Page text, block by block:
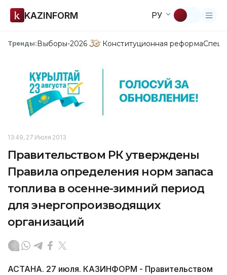
KAZINFORM РУ
Тренды:Выборы-2026 Конституционная реформа
13:49, 27 Июля 2013
Правительством РК утверждены
Правила определения норм запаса
топлива в осенне-зимний период
для энергопроизводящих
организаций
АСТАНА. 27 июля. КАЗИНФОРМ - Правительством